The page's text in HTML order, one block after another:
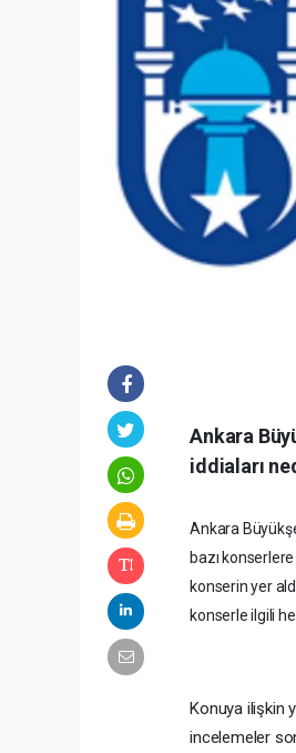
Ankara
iddiaları
Ankara
bazı
konserin yer
konserle ilgili
Konuya ilişkin
incelemeler